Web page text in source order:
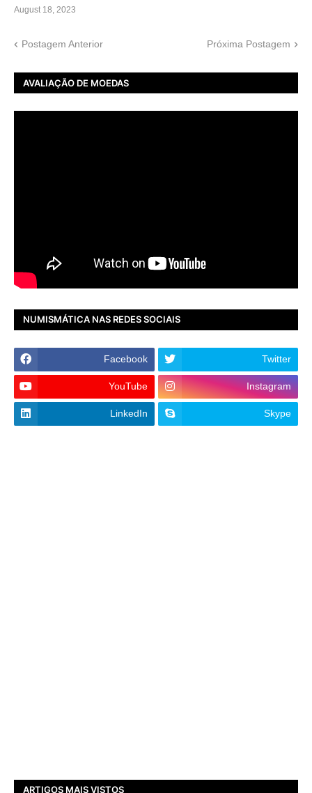
August 18, 2023
Postagem Anterior Próxima Postagem
AVALIAÇÃO DE MOEDAS
NUMISMÁTICA NAS REDES SOCIAIS
Facebook Twitter
YouTube Instagram
LinkedIn Skype
ARTIGOS MAIS VISTOS